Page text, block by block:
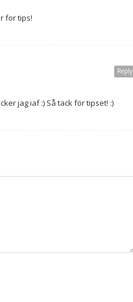
for tips!
Reply
jag iaf :) Så tack för tipset! :)